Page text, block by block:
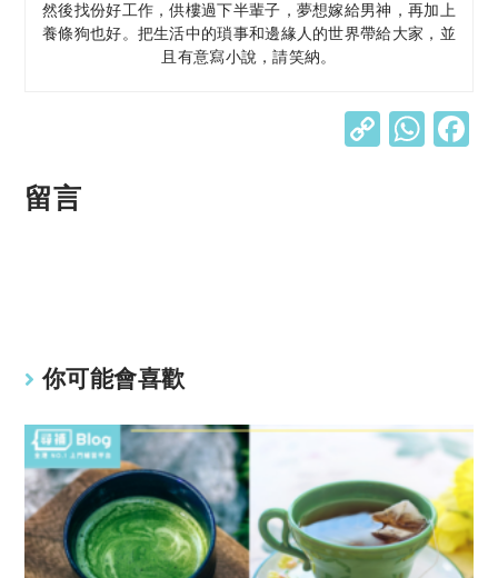
然後找份好工作，供樓過下半輩子，夢想嫁給男神，再加上
養條狗也好。把生活中的瑣事和邊緣人的世界帶給大家，並
且有意寫小說，請笑納。
C W
留言
你可能會喜歡